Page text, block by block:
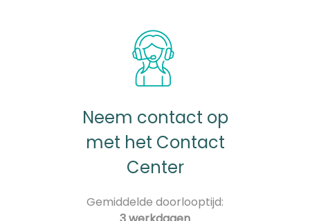
Neem contact op
met het Contact
Center
Gemiddelde doorlooptijd: